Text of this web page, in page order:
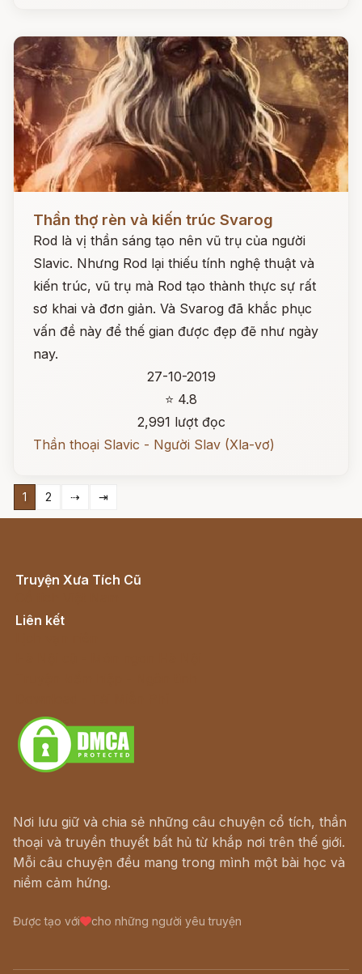
Đọc ngay
Thần thợ rèn và kiến trúc Svarog
Rod là vị thần sáng tạo nên vũ trụ của người
Slavic. Nhưng Rod lại thiếu tính nghệ thuật và
kiến trúc, vũ trụ mà Rod tạo thành thực sự rất
sơ khai và đơn giản. Và Svarog đã khắc phục
vấn đề này để thế gian được đẹp đẽ như ngày
nay.
27-10-2019
⭐ 4.8
2,991 lượt đọc
Thần thoại Slavic - Người Slav (Xla-vơ)
1 2 ⇢ ⇥
Truyện Xưa Tích Cũ
Liên kết
Nơi lưu giữ và chia sẻ những câu chuyện cổ tích, thần
thoại và truyền thuyết bất hủ từ khắp nơi trên thế giới.
Mỗi câu chuyện đều mang trong mình một bài học và
niềm cảm hứng.
Được tạo với cho những người yêu truyện